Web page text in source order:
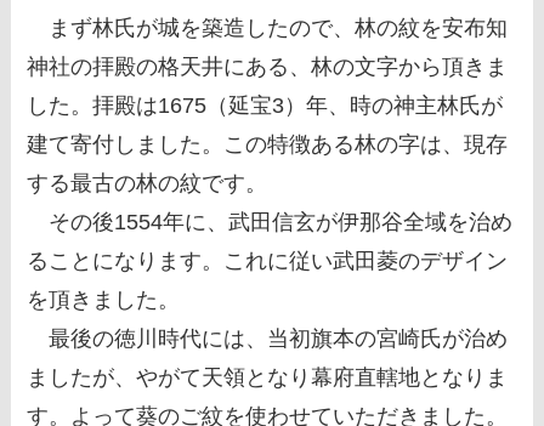
まず林氏が城を築造したので、林の紋を安布知
神社の拝殿の格天井にある、林の文字から頂きま
した。拝殿は1675（延宝3）年、時の神主林氏が
建て寄付しました。この特徴ある林の字は、現存
する最古の林の紋です。
その後1554年に、武田信玄が伊那谷全域を治め
ることになります。これに従い武田菱のデザイン
を頂きました。
最後の徳川時代には、当初旗本の宮崎氏が治め
ましたが、やがて天領となり幕府直轄地となりま
す。よって葵のご紋を使わせていただきました。